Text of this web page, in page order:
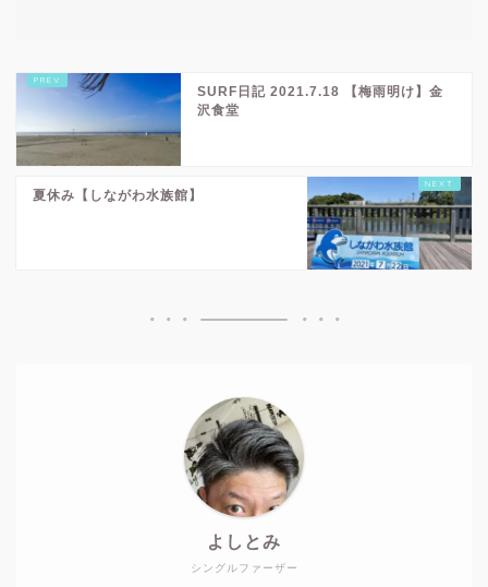
SURF日記 2021.7.18 【梅雨明け】金
沢食堂
夏休み【しながわ水族館】
シングルファーザー
よしとみ